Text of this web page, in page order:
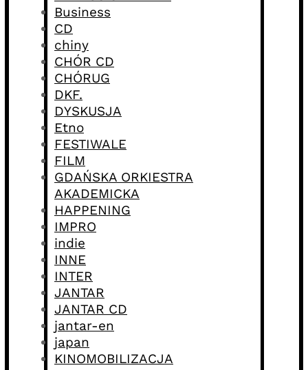
Business
CD
chiny
CHÓR CD
CHÓRUG
DKF.
DYSKUSJA
Etno
FESTIWALE
FILM
GDAŃSKA ORKIESTRA
AKADEMICKA
HAPPENING
IMPRO
indie
INNE
INTER
JANTAR
JANTAR CD
jantar-en
japan
KINOMOBILIZACJA